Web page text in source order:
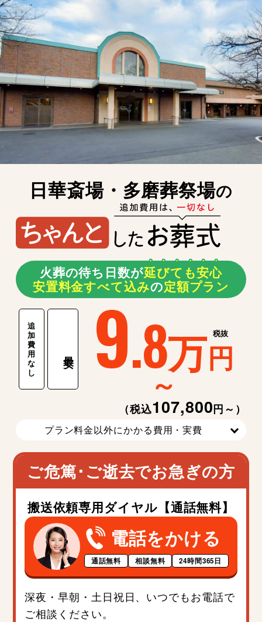
日華斎場・多磨葬祭場の
火葬の待ち日数が延びて も安心
安置料金すべて込みの定額プラン
追
加
費
用
な
し
9.8万円
税抜
～
（税込107,800円～）
プラン料金以外にかかる費用・実費
ご危篤･ご逝去でお急ぎの方
搬送依頼専用ダイヤル【通話無料】
電話をかける
通話無料 相談無料 24時間365日
深夜・早朝・土日祝日、いつでもお電話で
ご相談ください。